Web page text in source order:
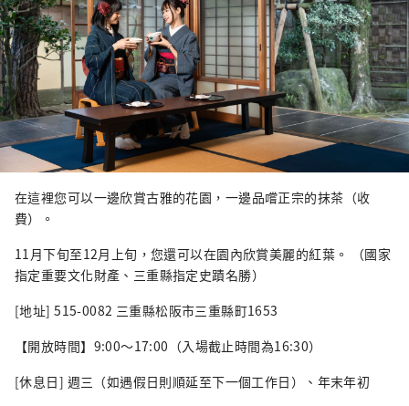
在這裡您可以一邊欣賞古雅的花園，一邊品嚐正宗的抹茶（收
費）。
11月下旬至12月上旬，您還可以在園內欣賞美麗的紅葉。 （國家
指定重要文化財產、三重縣指定史蹟名勝）
[地址] 515-0082 三重縣松阪市三重縣町1653
【開放時間】9:00～17:00（入場截止時間為16:30）
[休息日] 週三（如遇假日則順延至下一個工作日）、年末年初